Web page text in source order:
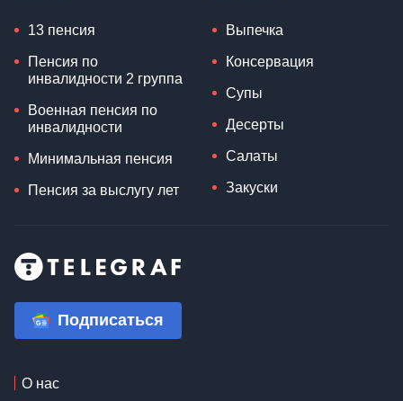
13 пенсия
Пенсия по
инвалидности 2 группа
Военная пенсия по
инвалидности
Минимальная пенсия
Пенсия за выслугу лет
Выпечка
Консервация
Супы
Десерты
Салаты
Закуски
Подписаться
О нас